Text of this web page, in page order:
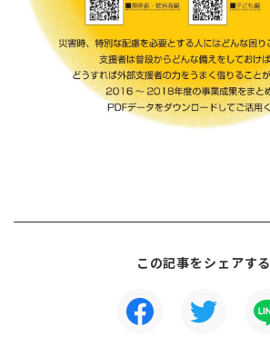
この記事をシェアする